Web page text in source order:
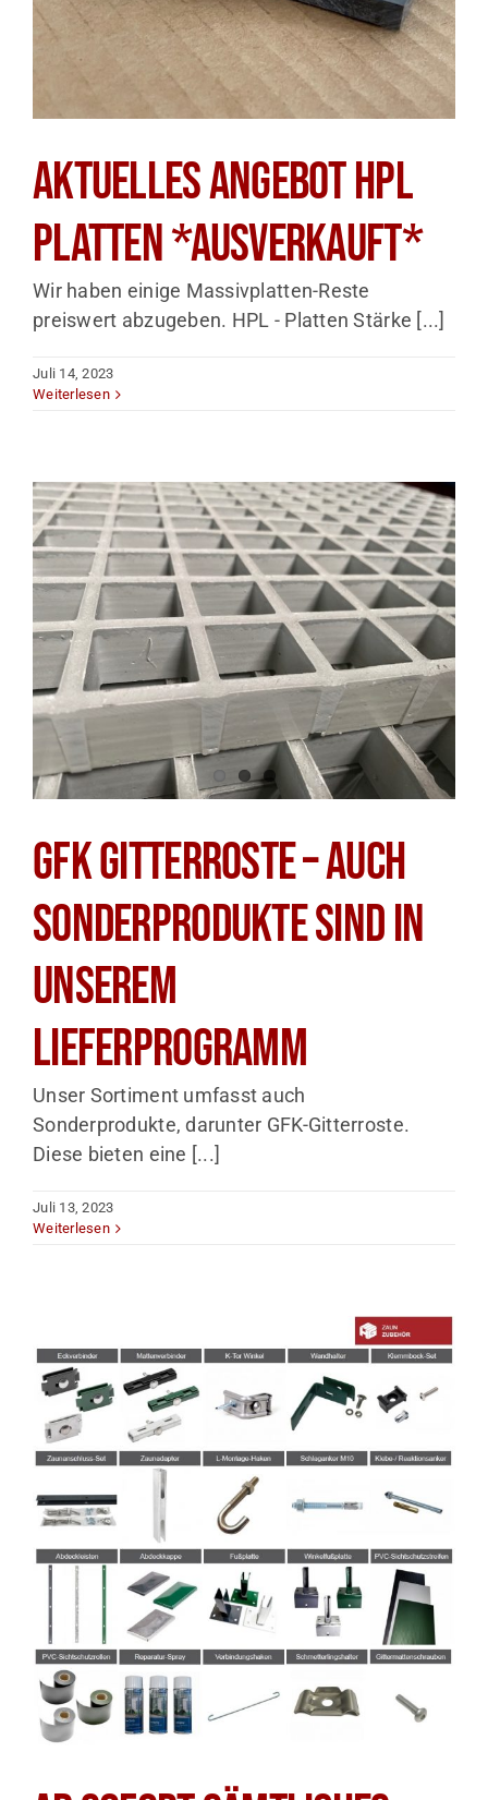
Aktuelles ANGEBOT HPL
Platten *AUSVERKAUFT*
Wir haben einige Massivplatten-Reste
preiswert abzugeben. HPL - Platten Stärke [...]
Juli 14, 2023
Weiterlesen
GFK Gitterroste – auch
Sonderprodukte sind in
unserem
Lieferprogramm
Unser Sortiment umfasst auch
Sonderprodukte, darunter GFK-Gitterroste.
Diese bieten eine [...]
Juli 13, 2023
Weiterlesen